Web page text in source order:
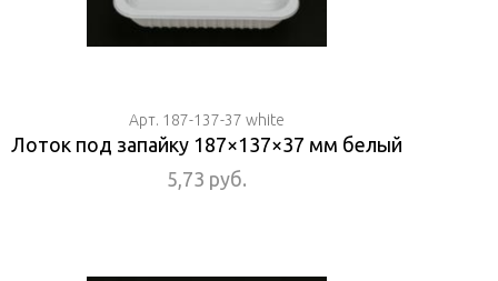
Арт. 187-137-37 white
Лоток под запайку 187×137×37 мм белый
5,73 руб.